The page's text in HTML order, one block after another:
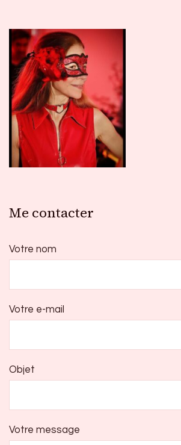
Me contacter
Votre nom
Votre e-mail
Objet
Votre message